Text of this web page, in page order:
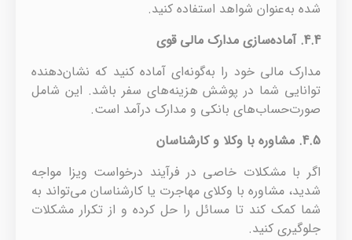
شده به‌عنوان شواهد استفاده کنید.
4.4. آماده‌سازی مدارک مالی قوی
مدارک مالی خود را به‌گونه‌ای آماده کنید که نشان‌دهنده
توانایی شما در پوشش هزینه‌های سفر باشد. این شامل
صورت‌حساب‌های بانکی و مدارک درآمد است.
4.5. مشاوره با وکلا و کارشناسان
اگر با مشکلات خاصی در فرآیند درخواست ویزا مواجه
شدید، مشاوره با وکلای مهاجرت یا کارشناسان می‌تواند به
شما کمک کند تا مسائل را حل کرده و از تکرار مشکلات
جلوگیری کنید.